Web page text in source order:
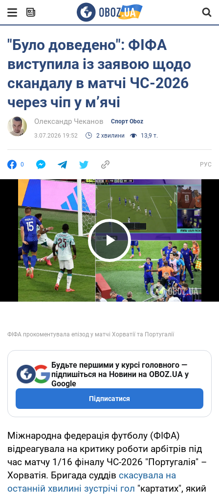
"Було доведено": ФІФА
виступила із заявою щодо
скандалу в матчі ЧС-2026
через чіп у м’ячі
Олександр Чеканов Спорт Oboz
3.07.2026 19:52 2 хвилини 13,9 т.
0 РУС
Play Video
Будьте першими у курсі головного —
підпишіться на Новини на OBOZ.UA у
Google
Підписатися
Міжнародна федерація футболу (ФІФА)
відреагувала на критику роботи арбітрів під
час матчу 1/16 фіналу ЧС-2026 "Португалія" –
Хорватія. Бригада суддів скасувала на
останній хвилині зустрічі гол "картатих", який